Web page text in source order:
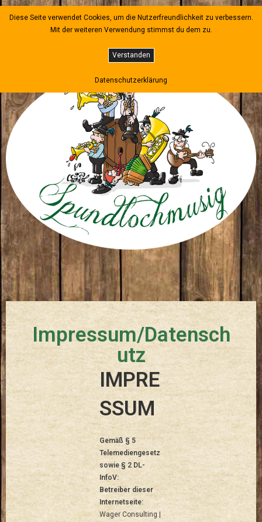
Impressum/Datensch
utz
IMPRE
SSUM
Gemäß § 5
Telemediengesetz
sowie § 2 DL-
InfoV:
Betreiber dieser
Internetseite:
Wager Consulting |
Diese Seite verwendet Cookies, um die Nutzerfreundlichkeit zu verbessern.
Mit der weiteren Verwendung stimmst du dem zu.
Verstanden
Datenschutzerklärung